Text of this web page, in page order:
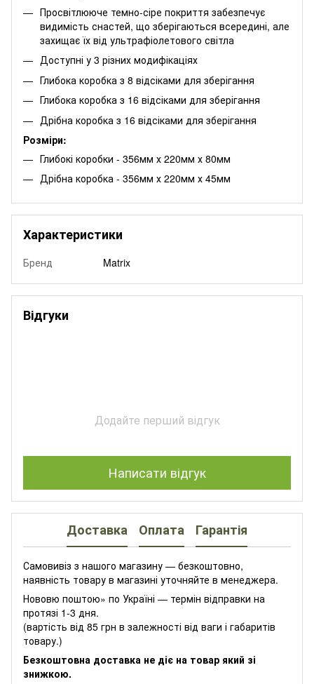
Просвітлююче темно-сіре покриття забезпечує
видимість снастей, що зберігаються всередині, але
захищає їх від ультрафіолетового світла
Доступні у 3 різних модифікаціях
Глибока коробка з 8 відсіками для зберігання
Глибока коробка з 16 відсіками для зберігання
Дрібна коробка з 16 відсіками для зберігання
Розміри:
Глибокі коробки - 356мм х 220мм х 80мм
Дрібна коробка - 356мм х 220мм х 45мм
Характеристики
Бренд Matrix
Відгуки
Додайте перший відгук
Написати відгук
Доставка Оплата Гарантія
Самовивіз з нашого магазину — безкоштовно,
наявність товару в магазині уточняйте в менеджера.
Нововю поштою» по Україні — термін відправки на
протязі 1-3 дня.
(вартість від 85 грн в залежності від ваги і габаритів
товару.)
Безкоштовна доставка не діє на товар який зі
знижкою.